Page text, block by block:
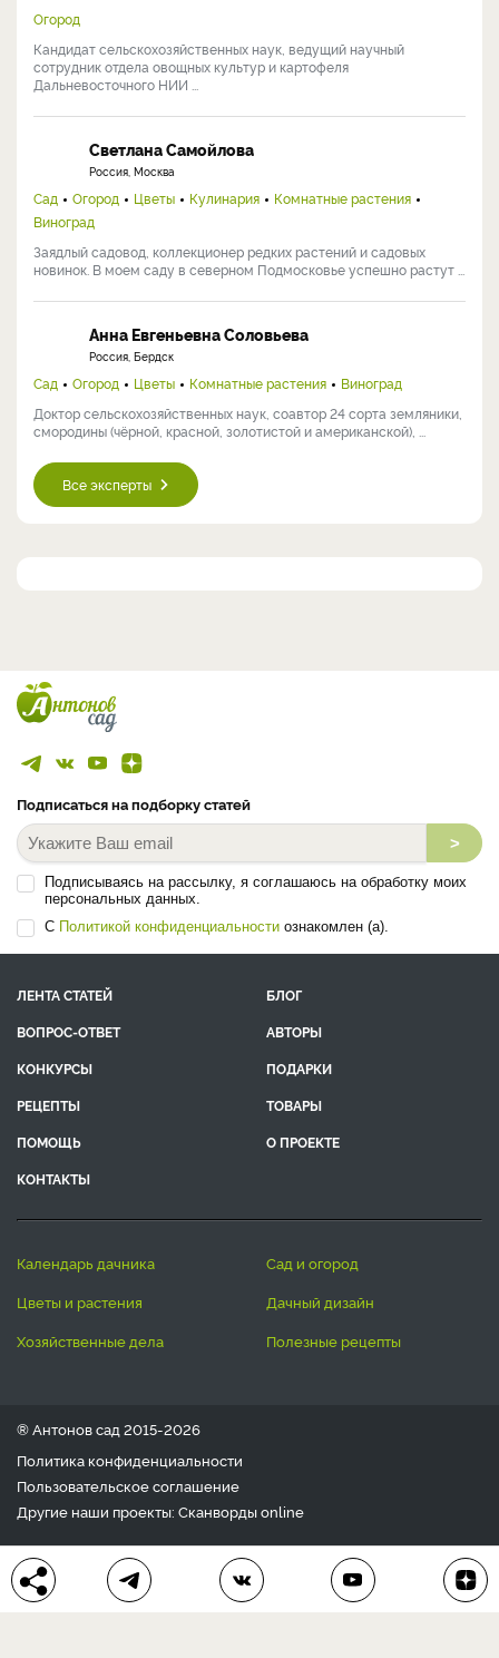
Огород
Кандидат сельскохозяйственных наук, ведущий научный
сотрудник отдела овощных культур и картофеля
Дальневосточного НИИ ...
Светлана Самойлова
Россия, Москва
Сад Огород Цветы Кулинария
Комнатные растения
Виноград
Заядлый садовод, коллекционер редких растений и садовых
новинок. В моем саду в северном Подмосковье успешно растут ...
Анна Евгеньевна Соловьева
Россия, Бердск
Сад Огород Цветы Комнатные растения
Виноград
Доктор сельскохозяйственных наук, соавтор 24 сорта земляники,
смородины (чёрной, красной, золотистой и американской), ...
Все эксперты
Подписаться на подборку статей
>
Подписываясь на рассылку, я соглашаюсь на обработку моих
персональных данных.
С Политикой конфиденциальности ознакомлен (а).
ЛЕНТА СТАТЕЙ
БЛОГ
ВОПРОС-ОТВЕТ
АВТОРЫ
КОНКУРСЫ
ПОДАРКИ
РЕЦЕПТЫ
ТОВАРЫ
ПОМОЩЬ
О ПРОЕКТЕ
КОНТАКТЫ
календарь дачника
сад и огород
цветы и растения
дачный дизайн
хозяйственные дела
полезные рецепты
® Антонов сад 2015-2026
Политика конфиденциальности
Пользовательское соглашение
Другие наши проекты: Сканвордыonline
Любое использование материала допускается только с
письменного согласия редакции